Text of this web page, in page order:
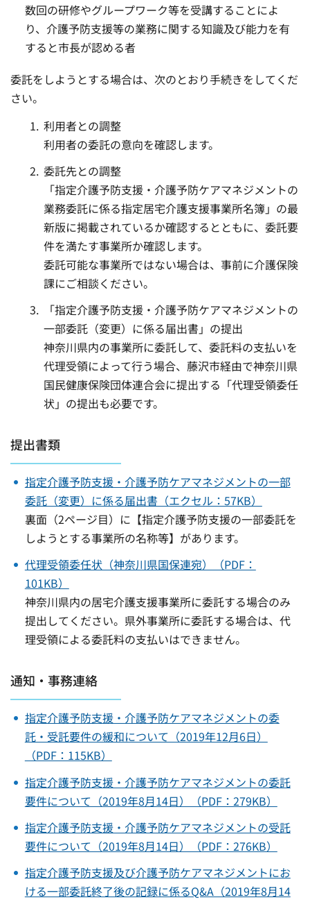
数回の研修やグループワーク等を受講することによ
り、介護予防支援等の業務に関する知識及び能力を有
すると市長が認める者
委託をしようとする場合は、次のとおり手続きをしてくだ
さい。
利用者との調整
利用者の委託の意向を確認します。
委託先との調整
「指定介護予防支援・介護予防ケアマネジメントの
業務委託に係る指定居宅介護支援事業所名簿」の最
新版に掲載されているか確認するとともに、委託要
件を満たす事業所か確認します。
委託可能な事業所ではない場合は、事前に介護保険
課にご相談ください。
「指定介護予防支援・介護予防ケアマネジメントの
一部委託（変更）に係る届出書」の提出
神奈川県内の事業所に委託して、委託料の支払いを
代理受領によって行う場合、藤沢市経由で神奈川県
国民健康保険団体連合会に提出する「代理受領委任
状」の提出も必要です。
提出書類
指定介護予防支援・介護予防ケアマネジメントの一部
委託（変更）に係る届出書（エクセル：57KB）
裏面（2ページ目）に【指定介護予防支援の一部委託を
しようとする事業所の名称等】があります。
代理受領委任状（神奈川県国保連宛）（PDF：
101KB）
神奈川県内の居宅介護支援事業所に委託する場合のみ
提出してください。県外事業所に委託する場合は、代
理受領による委託料の支払いはできません。
通知・事務連絡
指定介護予防支援・介護予防ケアマネジメントの委
託・受託要件の緩和について（2019年12月6日）
（PDF：115KB）
指定介護予防支援・介護予防ケアマネジメントの委託
要件について（2019年8月14日）（PDF：279KB）
指定介護予防支援・介護予防ケアマネジメントの受託
要件について（2019年8月14日）（PDF：276KB）
指定介護予防支援及び介護予防ケアマネジメントにお
ける一部委託終了後の記録に係るQ&A（2019年8月14